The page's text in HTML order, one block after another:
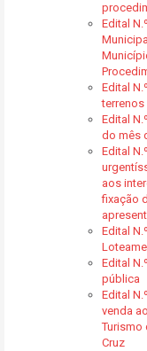
Edital
Edital
Edital
do mês
Edital
aos
fixação
Edital
Edital
pública
Edital
venda
Turismo
Cruz